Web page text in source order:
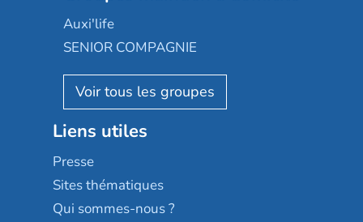
Occitalia
Appartseniors
Reseda
Stella management
Les villages d'or
Sérénys
Résidences services Villa Médicis
Le Noble Âge
Almage
Résidalya
Groupe aplus
Auxi'life
SENIOR COMPAGNIE
AGE D'OR Services
Liens utiles
Presse
Sites thématiques
Qui sommes-nous ?